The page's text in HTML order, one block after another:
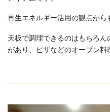
再生エネルギー活用の観点から
天板で調理できるのはもちろ
があり、ピザなどのオーブン料